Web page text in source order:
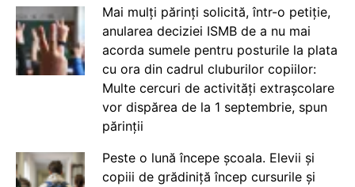
Mai mulți părinți solicită, într-o petiție,
anularea deciziei ISMB de a nu mai
acorda sumele pentru posturile la plata
cu ora din cadrul cluburilor copiilor:
Multe cercuri de activități extrașcolare
vor dispărea de la 1 septembrie, spun
părinții
Peste o lună începe școala. Elevii și
copiii de grădiniță încep cursurile și